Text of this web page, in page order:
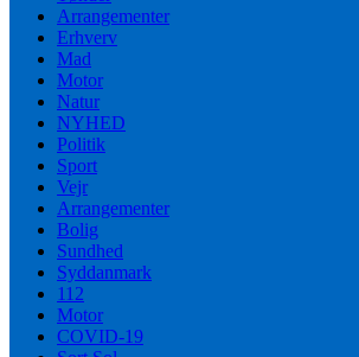
Arrangementer
Erhverv
Mad
Motor
Natur
NYHED
Politik
Sport
Vejr
Arrangementer
Bolig
Sundhed
Syddanmark
112
Motor
COVID-19